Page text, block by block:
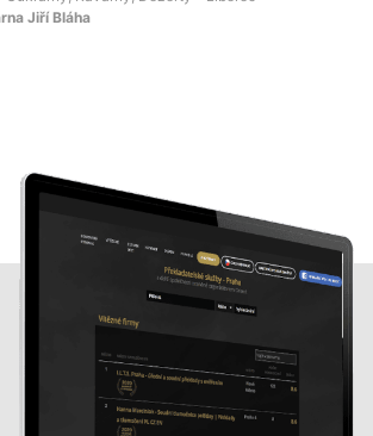
Jiří Bláha